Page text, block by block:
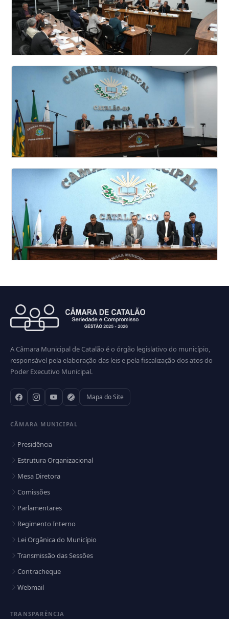
2026
Veja todas as fotos
25 SESSAO ORDINÁRIA DA CÂMARA
MUNICIPAL DE VEREADORES DE CATALÃO
2026
Veja todas as fotos
24 SESSAO ORDINÁRIA DA CÂMARA
MUNICIPAL DE VEREADORES DE CATALÃO
2026
Veja todas as fotos
MUNICIPAL DE VEREADORES DE CATALÃO
2026
Veja todas as fotos
A Câmara Municipal de Catalão é o órgão legislativo do município,
responsável pela elaboração das leis e pela fiscalização dos atos do
Poder Executivo Municipal.
Mapa do Site
CÂMARA MUNICIPAL
Presidência
Estrutura Organizacional
Mesa Diretora
Comissões
Parlamentares
Regimento Interno
Lei Orgânica do Município
Transmissão das Sessões
Contracheque
Webmail
TRANSPARÊNCIA